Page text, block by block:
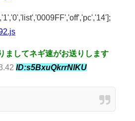
ましてネギ速がお送りします
ID:s5BxuQkrrNIKU